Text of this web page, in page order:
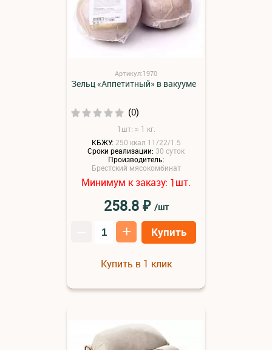
Артикул:1970
Зельц «Аппетитный» в вакууме
(0)
1шт: ≈ 1 кг.
КБЖУ: 250 ккал 11/22/1.5
Сроки реализации: 30 суток
Производитель:
Брестский мясокомбинат
Минимум к заказу: 1шт.
258.8₽ /шт
+ Купить
Купить в 1 клик